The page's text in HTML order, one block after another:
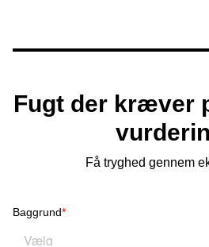
Fugt der kræver
Få tryghed gennem